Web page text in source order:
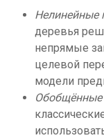
Нелинейные
деревья
непрямые
целевой
модели
Обобщённые